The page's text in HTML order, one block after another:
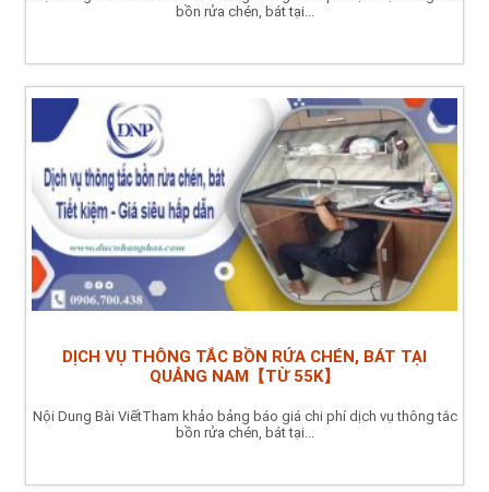
bồn rửa chén, bát tại...
DỊCH VỤ THÔNG TẮC BỒN RỬA CHÉN, BÁT TẠI
QUẢNG NAM【TỪ 55K】
Nội Dung Bài ViếtTham khảo bảng báo giá chi phí dịch vụ thông tắc
bồn rửa chén, bát tại...